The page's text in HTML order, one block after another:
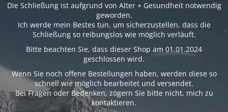
Die Schließung ist aufgrund von Alter + Gesundheit notwendig
geworden.
Ich werde mein Bestes tun, um sicherzustellen, dass die
Schließung so reibungslos wie möglich verläuft.
Bitte beachten Sie, dass dieser Shop am 01.01.2024
geschlossen wird.
Wenn Sie noch offene Bestellungen haben, werden diese so
schnell wie möglich bearbeitet und versendet.
Bei Fragen oder Bedenken, zögern Sie bitte nicht, mich zu
kontaktieren.